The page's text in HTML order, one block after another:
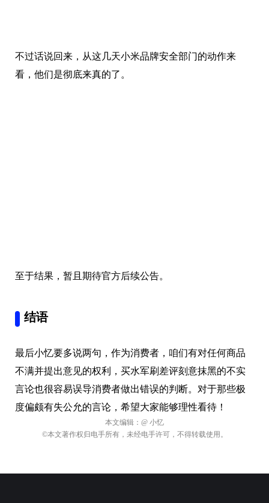
不过话说回来，从这几天小米品牌安全部门的动作来
看，他们是彻底来真的了。
至于结果，暂且期待官方后续公告。
结语
最后小忆要多说两句，作为消费者，咱们有对任何商品
不满并提出意见的权利，买水军刷差评刻意抹黑的不实
言论也很容易误导消费者做出错误的判断。对于那些极
度偏颇有失公允的言论，希望大家能够理性看待！
本文编辑： @ 小忆
©本文著作权归电手所有，未经电手许可，不得转载使用。